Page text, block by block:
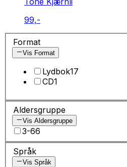
99,-
Format
Vis Format
Lydbok17
CD1
Aldersgruppe
Vis Aldersgruppe
3-66
Språk
Vis Språk